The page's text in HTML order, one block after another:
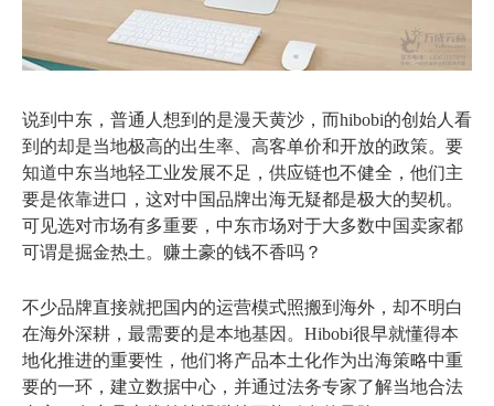
说到中东，普通人想到的是漫天黄沙，而hibobi的创始人看
到的却是当地极高的出生率、高客单价和开放的政策。要
知道中东当地轻工业发展不足，供应链也不健全，他们主
要是依靠进口，这对中国品牌出海无疑都是极大的契机。
可见选对市场有多重要，中东市场对于大多数中国卖家都
可谓是掘金热土。赚土豪的钱不香吗？
不少品牌直接就把国内的运营模式照搬到海外，却不明白
在海外深耕，最需要的是本地基因。Hibobi很早就懂得本
地化推进的重要性，他们将产品本土化作为出海策略中重
要的一环，建立数据中心，并通过法务专家了解当地合法